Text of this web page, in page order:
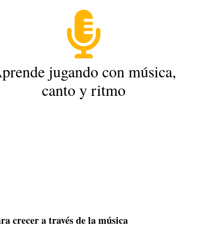
jugando con música,
canto y ritmo
crecer a través de la música